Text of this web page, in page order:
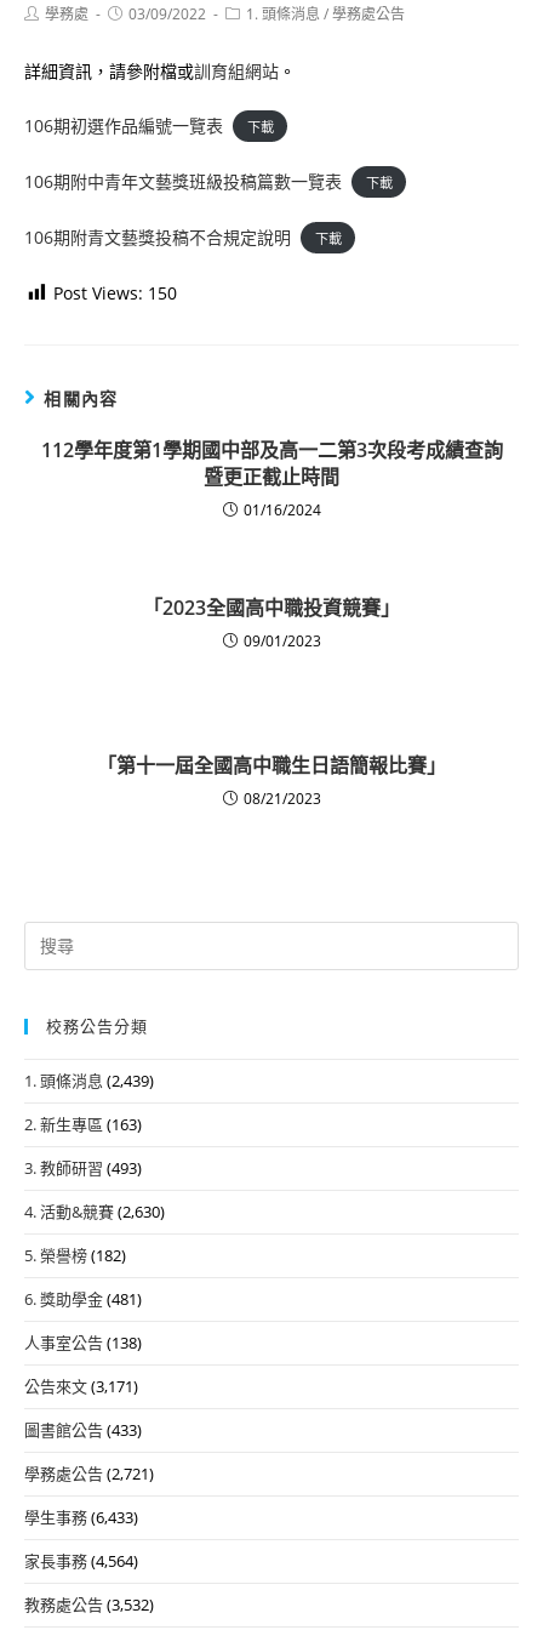
Post學務處
Post03/09/2022
Post1. 頭條消息 /學務處公告
詳細資訊，請參附檔或訓育組網站 。
106期初選作品編號一覽表 下載
106期附中青年文藝獎班級投稿篇數一覽表 下載
106期附青文藝獎投稿不合規定說明 下載
Post Views: 150
相關內容
112學年度第1學期​國中部及高一二第3次段考成​績查詢
暨更正截止時間
01/16/2024
「2023全國高中職投資競賽」
09/01/2023
「第十一屆全國高中職生日語簡報比賽」
08/21/2023
Search
for:
校務公告分類
1. 頭條消息 (2,439)
2. 新生專區 (163)
3. 教師研習 (493)
4. 活動&競賽(2,630)
5. 榮譽榜(182)
6. 獎助學金(481)
人事室公告(138)
公告來文(3,171)
圖書館公告(433)
學務處公告(2,721)
學生事務(6,433)
家長事務(4,564)
教務處公告(3,532)